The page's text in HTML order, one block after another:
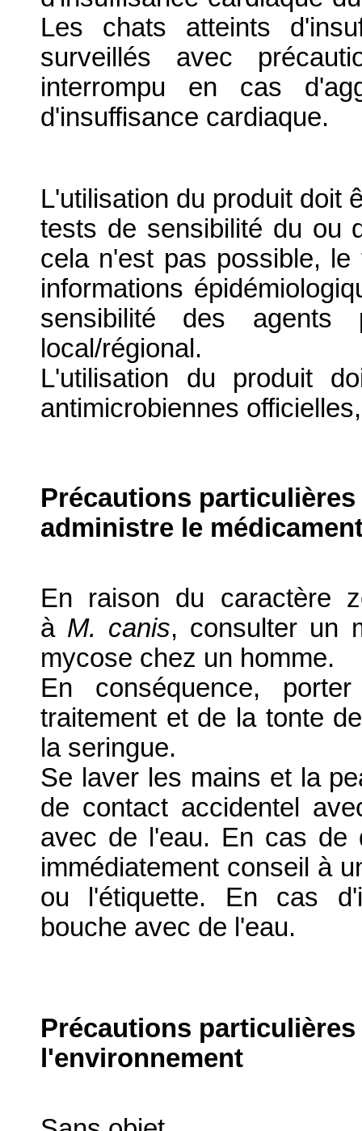
Les chats atteints
surveillés avec
interrompu en cas
d'insuffisance cardiaque.
L'utilisation du produit doit
tests de sensibilité du ou
cela n'est pas possible,
informations
sensibilité des agents
local/régional.
L'utilisation du produit
antimicrobiennes
Précautions
administre le
En raison du caractère
à M. canis, consulter un
mycose chez un homme.
En conséquence,
traitement et de la tonte
la seringue.
Se laver les mains et la
de contact accidentel
avec de l'eau. En cas de
immédiatement conseil à
ou l'étiquette. En cas
bouche avec de l'eau.
Précautions
l'environnement